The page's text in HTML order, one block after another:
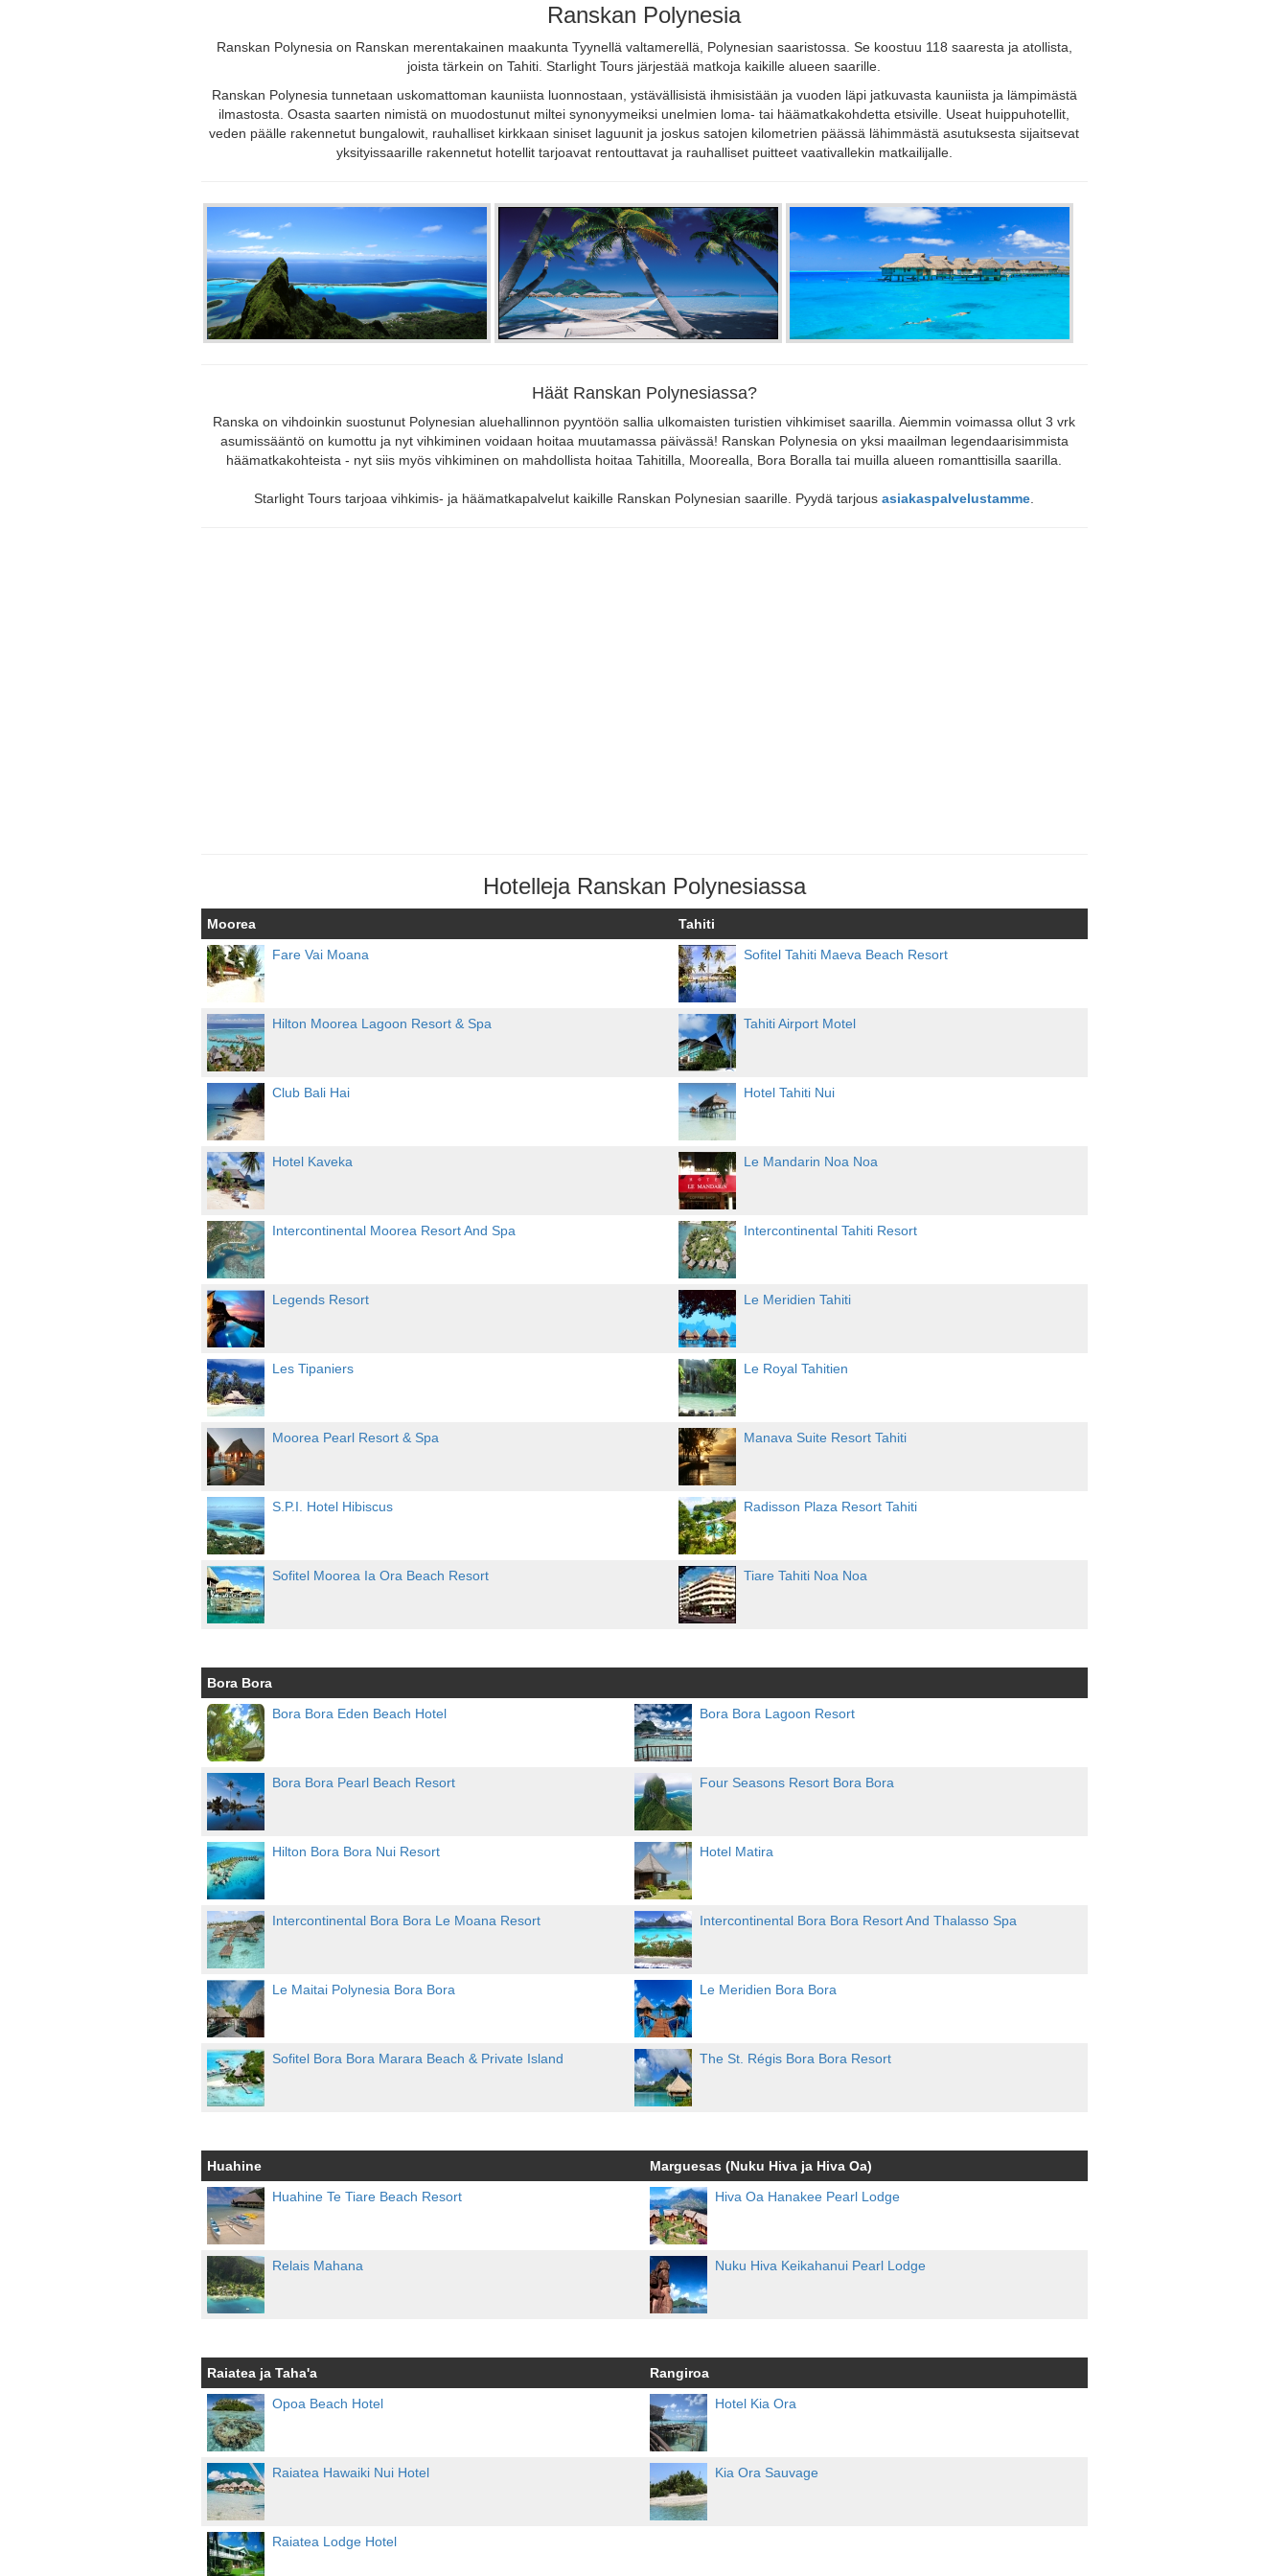
Ranskan Polynesia
Ranskan Polynesia on Ranskan merentakainen maakunta Tyynellä valtamerellä, Polynesian saaristossa. Se koostuu 118 saaresta ja atollista,
joista tärkein on Tahiti. Starlight Tours järjestää matkoja kaikille alueen saarille.
Ranskan Polynesia tunnetaan uskomattoman kauniista luonnostaan, ystävällisistä ihmisistään ja vuoden läpi jatkuvasta kauniista ja lämpimästä
ilmastosta. Osasta saarten nimistä on muodostunut miltei synonyymeiksi unelmien loma- tai häämatkakohdetta etsiville. Useat huippuhotellit,
veden päälle rakennetut bungalowit, rauhalliset kirkkaan siniset laguunit ja joskus satojen kilometrien päässä lähimmästä asutuksesta sijaitsevat
yksityissaarille rakennetut hotellit tarjoavat rentouttavat ja rauhalliset puitteet vaativallekin matkailijalle.
Häät Ranskan Polynesiassa?
Ranska on vihdoinkin suostunut Polynesian aluehallinnon pyyntöön sallia ulkomaisten turistien vihkimiset saarilla. Aiemmin voimassa ollut 3 vrk
asumissääntö on kumottu ja nyt vihkiminen voidaan hoitaa muutamassa päivässä! Ranskan Polynesia on yksi maailman legendaarisimmista
häämatkakohteista - nyt siis myös vihkiminen on mahdollista hoitaa Tahitilla, Moorealla, Bora Boralla tai muilla alueen romanttisilla saarilla.
Starlight Tours tarjoaa vihkimis- ja häämatkapalvelut kaikille Ranskan Polynesian saarille. Pyydä tarjous asiakaspalvelustamme
Hotelleja Ranskan Polynesiassa
Moorea
Tahiti
Fare Vai Moana
Sofitel Tahiti Maeva Beach Resort
Hilton Moorea Lagoon Resort & Spa Tahiti Airport Motel
Club Bali Hai Hotel Tahiti Nui
Hotel Kaveka Le Mandarin Noa Noa
Intercontinental Moorea Resort And Spa Intercontinental Tahiti Resort
Legends Resort Le Meridien Tahiti
Les Tipaniers Le Royal Tahitien
Moorea Pearl Resort & Spa Manava Suite Resort Tahiti
S.P.I. Hotel Hibiscus Radisson Plaza Resort Tahiti
Sofitel Moorea Ia Ora Beach Resort Tiare Tahiti Noa Noa
Bora Bora
Bora Bora Eden Beach Hotel
Bora Bora Lagoon Resort
Bora Bora Pearl Beach Resort Four Seasons Resort Bora Bora
Hilton Bora Bora Nui Resort Hotel Matira
Intercontinental Bora Bora Le Moana Resort Intercontinental Bora Bora Resort And Thalasso Spa
Le Maitai Polynesia Bora Bora Le Meridien Bora Bora
Sofitel Bora Bora Marara Beach & Private Island The St. Régis Bora Bora Resort
Huahine
Marguesas (Nuku Hiva ja Hiva Oa)
Huahine Te Tiare Beach Resort
Hiva Oa Hanakee Pearl Lodge
Relais Mahana Nuku Hiva Keikahanui Pearl Lodge
Raiatea ja Taha'a
Rangiroa
Opoa Beach Hotel
Hotel Kia Ora
Raiatea Hawaiki Nui Hotel Kia Ora Sauvage
Raiatea Lodge Hotel